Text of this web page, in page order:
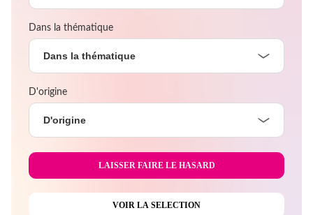
Dans la thématique
Dans la thématique
D'origine
D'origine